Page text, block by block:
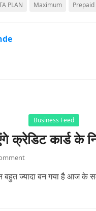
PLAN Maximum
Business Feed
कार्ड के
ज्यादा बन गया है आज के